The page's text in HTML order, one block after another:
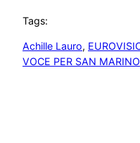
Tags:
Achille Lauro,
VOCE PER SAN MARINO